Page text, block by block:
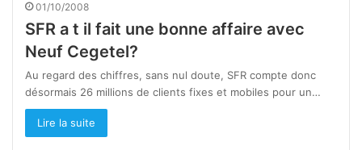
01/10/2008
SFR a t il fait une bonne affaire avec
Neuf Cegetel?
Au regard des chiffres, sans nul doute, SFR compte donc
désormais 26 millions de clients fixes et mobiles pour un…
Lire la suite